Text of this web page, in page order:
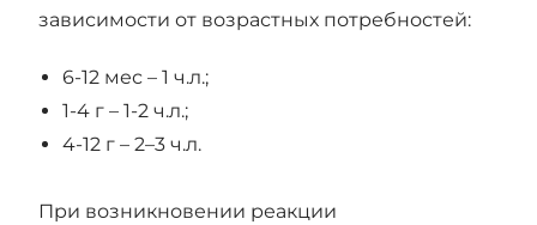
зависимости от возрастных потребностей:
6-12 мес – 1 ч.л.;
1-4 г – 1-2 ч.л.;
4-12 г – 2–3 ч.л.
При возникновении реакции